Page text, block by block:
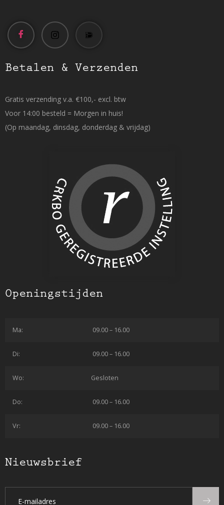
Betalen & Verzenden
Gratis verzending v.a. €100,- excl. btw
Voor 14:00 besteld = Morgen in huis!
(Op maandag, dinsdag, donderdag & vrijdag)
Openingstijden
Ma: 09.00 – 16.00
Di: 09.00 – 16.00
Wo: Gesloten
Do: 09.00 – 16.00
Vr: 09.00 – 16.00
Nieuwsbrief